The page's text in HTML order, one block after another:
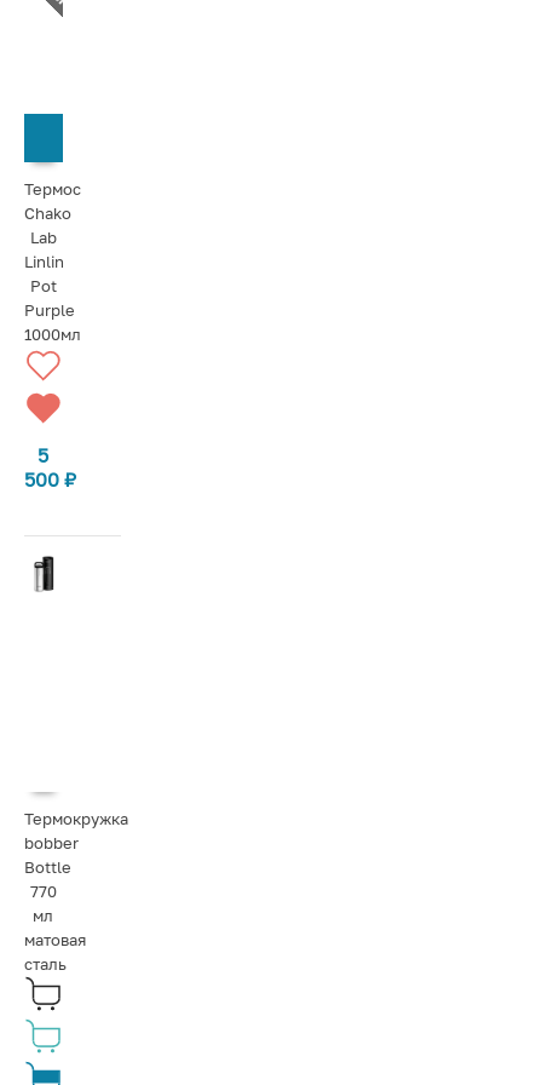
Термос
Chako
Lab
Linlin
Pot
Purple
1000мл
5
500 ₽
Термокружка
bobber
Bottle
770
мл
матовая
сталь